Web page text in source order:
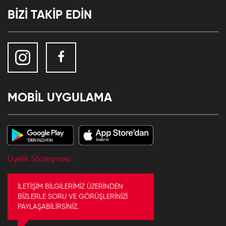
BİZİ TAKİP EDİN
MOBİL UYGULAMA
Üyelik Sözleşmesi
İLETİŞİM BİLGİLERİMİZ ÜZERİNDEN
BİZLERLE SORU VE GÖRÜŞLERİNİZİ
PAYLAŞABİLİRSİNİZ.